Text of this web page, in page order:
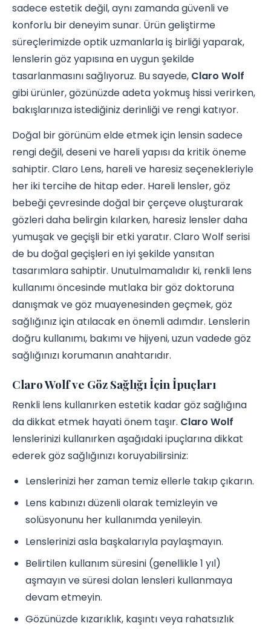
sadece estetik değil, aynı zamanda güvenli ve
konforlu bir deneyim sunar. Ürün geliştirme
süreçlerimizde optik uzmanlarla iş birliği yaparak,
lenslerin göz yapısına en uygun şekilde
tasarlanmasını sağlıyoruz. Bu sayede, Claro Wolf
gibi ürünler, gözünüzde adeta yokmuş hissi verirken,
bakışlarınıza istediğiniz derinliği ve rengi katıyor.
Doğal bir görünüm elde etmek için lensin sadece
rengi değil, deseni ve hareli yapısı da kritik öneme
sahiptir. Claro Lens, hareli ve haresiz seçenekleriyle
her iki tercihe de hitap eder. Hareli lensler, göz
bebeği çevresinde doğal bir çerçeve oluşturarak
gözleri daha belirgin kılarken, haresiz lensler daha
yumuşak ve geçişli bir etki yaratır. Claro Wolf serisi
de bu doğal geçişleri en iyi şekilde yansıtan
tasarımlara sahiptir. Unutulmamalıdır ki, renkli lens
kullanımı öncesinde mutlaka bir göz doktoruna
danışmak ve göz muayenesinden geçmek, göz
sağlığınız için atılacak en önemli adımdır. Lenslerin
doğru kullanımı, bakımı ve hijyeni, uzun vadede göz
sağlığınızı korumanın anahtarıdır.
Claro Wolf ve Göz Sağlığı İçin İpuçları
Renkli lens kullanırken estetik kadar göz sağlığına
da dikkat etmek hayati önem taşır. Claro Wolf
lenslerinizi kullanırken aşağıdaki ipuçlarına dikkat
ederek göz sağlığınızı koruyabilirsiniz:
Lenslerinizi her zaman temiz ellerle takıp çıkarın.
Lens kabınızı düzenli olarak temizleyin ve
solüsyonunu her kullanımda yenileyin.
Lenslerinizi asla başkalarıyla paylaşmayın.
Belirtilen kullanım süresini (genellikle 1 yıl)
aşmayın ve süresi dolan lensleri kullanmaya
devam etmeyin.
Gözünüzde kızarıklık, kaşıntı veya rahatsızlık